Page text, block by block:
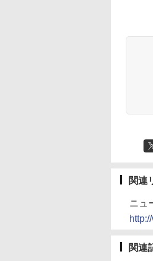
関連
ニュ
関連